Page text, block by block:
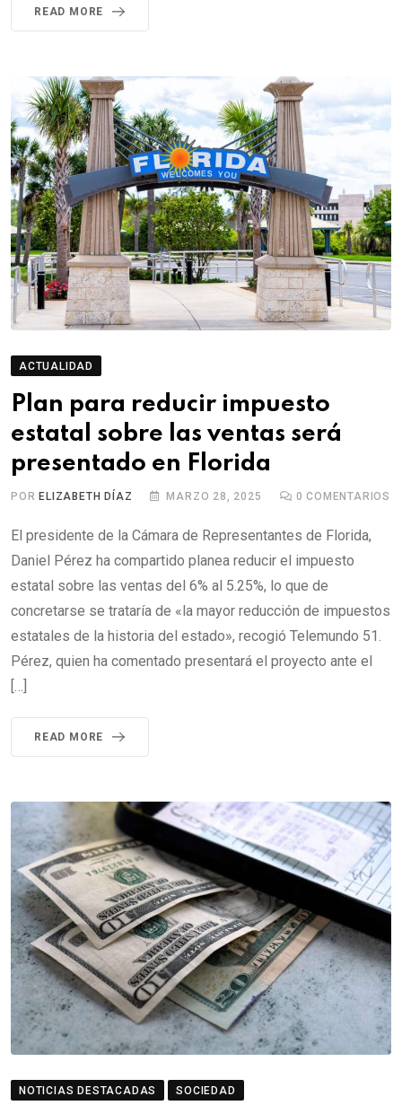
READ MORE
ACTUALIDAD
Plan para reducir impuesto
estatal sobre las ventas será
presentado en Florida
PORELIZABETH DÍAZ MARZO 28, 2025 0 COMENTARIOS
El presidente de la Cámara de Representantes de Florida,
Daniel Pérez ha compartido planea reducir el impuesto
estatal sobre las ventas del 6% al 5.25%, lo que de
concretarse se trataría de «la mayor reducción de impuestos
estatales de la historia del estado», recogió Telemundo 51.
Pérez, quien ha comentado presentará el proyecto ante el
[…]
READ MORE
NOTICIAS DESTACADAS SOCIEDAD